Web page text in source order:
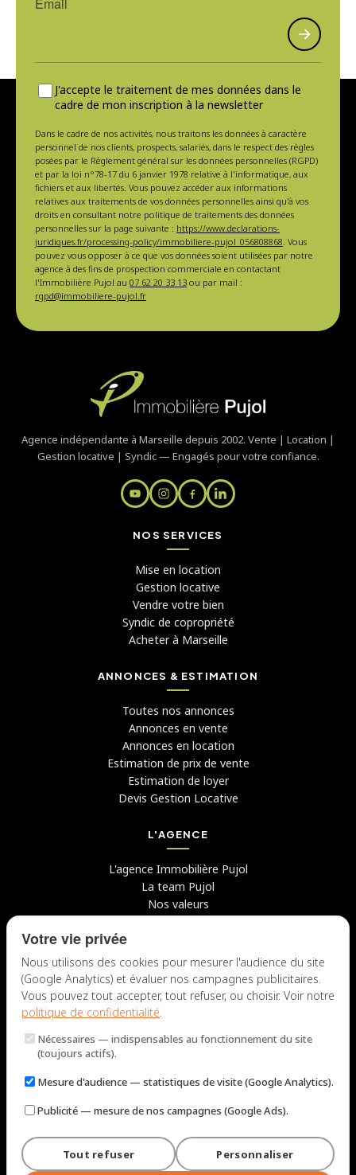
J'accepte le traitement de mes données dans le
cadre de mon inscription à la newsletter
Dans le cadre de nos activités, nous traitons les données à caractère
personnel de nos clients, prospects, salariés, dans le respect des règles
posées par le Règlement général sur les données personnelles (RGPD)
et par la loi n°78-17 du 6 janvier 1978 relative à l'informatique, aux
fichiers et aux libertés. Vous pouvez accéder aux informations
relatives aux traitements de vos données personnelles ainsi qu'à vos
droits en consultant notre politique de traitements des données
personnelles sur la page suivante : https://www.declarations-
juridiques.fr/processing-policy/immobiliere-pujol_056808868. Vous
pouvez vous opposer à ce que vos données soient utilisées par notre
agence à des fins de prospection commerciale en contactant
l'Immobilière Pujol au 07 62 20 33 13 ou par mail :
rgpd@immobiliere-pujol.fr
Agence indépendante à Marseille depuis 2002. Vente | Location |
Gestion locative | Syndic — Engagés pour votre confiance.
NOS SERVICES
Mise en location
Gestion locative
Vendre votre bien
Syndic de copropriété
Acheter à Marseille
ANNONCES & ESTIMATION
Toutes nos annonces
Annonces en vente
Annonces en location
Estimation de prix de vente
Estimation de loyer
Devis Gestion Locative
L'AGENCE
L'agence Immobilière Pujol
La team Pujol
Nos valeurs
Avis clients
Candidater chez nous
NOUS CONTACTER
Lun – Jeu : 9h – 12h / 14h – 18h
© 2026 Immobilière Pujol — Marseille. Tous droits réservés.
Votre vie privée
Nous utilisons des cookies pour mesurer l'audience du site
(Google Analytics) et évaluer nos campagnes publicitaires.
Vous pouvez tout accepter, tout refuser, ou choisir. Voir notre
politique de confidentialité.
Nécessaires — indispensables au fonctionnement du site
(toujours actifs).
Mesure d'audience — statistiques de visite (Google Analytics).
Publicité — mesure de nos campagnes (Google Ads).
Tout refuser Personnaliser